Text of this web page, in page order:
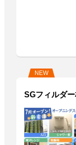
NEW
SGフィルダ